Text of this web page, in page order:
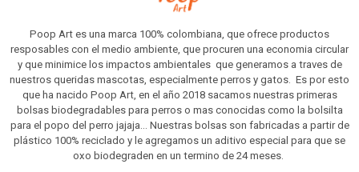
Poop Art es una marca 100% colombiana, que ofrece productos
resposables con el medio ambiente, que procuren una economia circular
y que minimice los impactos ambientales que generamos a traves de
nuestros queridas mascotas, especialmente perros y gatos. Es por esto
que ha nacido Poop Art, en el año 2018 sacamos nuestras primeras
bolsas biodegradables para perros o mas conocidas como la bolsilta
para el popo del perro jajaja... Nuestras bolsas son fabricadas a partir de
plástico 100% reciclado y le agregamos un aditivo especial para que se
oxo biodegraden en un termino de 24 meses.